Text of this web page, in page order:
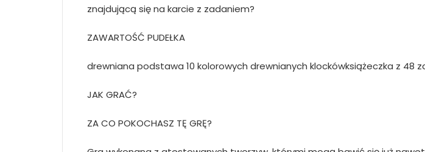
znajdującą się na karcie z zadaniem?
ZAWARTOŚĆ PUDEŁKA
drewniana podstawa 10 kolorowych drewnianych klockówksiążeczka z 48
JAK GRAĆ?
ZA CO POKOCHASZ TĘ GRĘ?